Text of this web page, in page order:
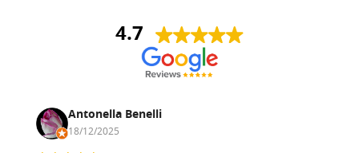
4.7
Antonella Benelli
18/12/2025